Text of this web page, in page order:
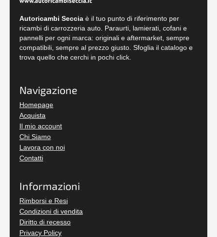
Autoricambi Seccia è il tuo punto di riferimento per
ricambi di carrozzeria auto. Paraurti, lamierati, cofani e
pannelli per ogni marca: originali e aftermarket, sempre
compatibili, sempre al prezzo giusto. Sfoglia il catalogo e
trova quello che cerchi in pochi click.
Navigazione
Homepage
Acquista
Il mio account
Chi Siamo
Lavora con noi
Contatti
Informazioni
Rimborsi e Resi
Condizioni di vendita
Diritto di recesso
Privacy Policy